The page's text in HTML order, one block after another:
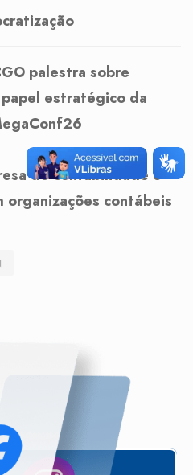
palestra sobre
estratégico da
de contabilidade e
organizações contábeis